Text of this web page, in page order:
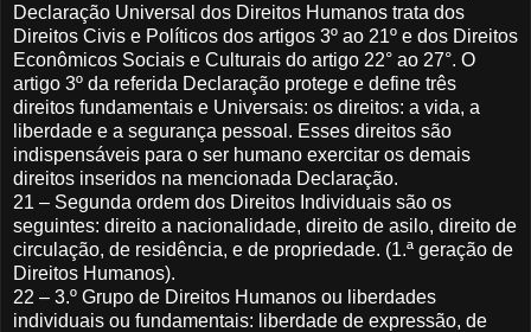
Declaração Universal dos Direitos Humanos trata dos
Direitos Civis e Políticos dos artigos 3º ao 21º e dos Direitos
Econômicos Sociais e Culturais do artigo 22° ao 27°. O
artigo 3º da referida Declaração protege e define três
direitos fundamentais e Universais: os direitos: a vida, a
liberdade e a segurança pessoal. Esses direitos são
indispensáveis para o ser humano exercitar os demais
direitos inseridos na mencionada Declaração.
21 – Segunda ordem dos Direitos Individuais são os
seguintes: direito a nacionalidade, direito de asilo, direito de
circulação, de residência, e de propriedade. (1.ª geração de
Direitos Humanos).
22 – 3.º Grupo de Direitos Humanos ou liberdades
individuais ou fundamentais: liberdade de expressão, de